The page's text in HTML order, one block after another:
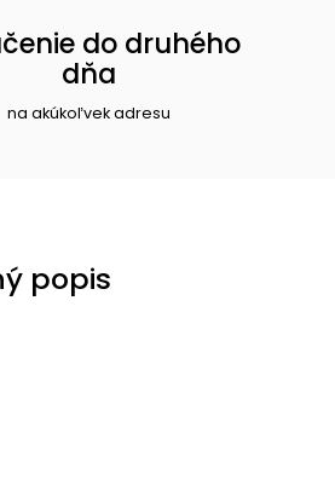
do druhého
dňa
na akúkoľvek adresu
popis